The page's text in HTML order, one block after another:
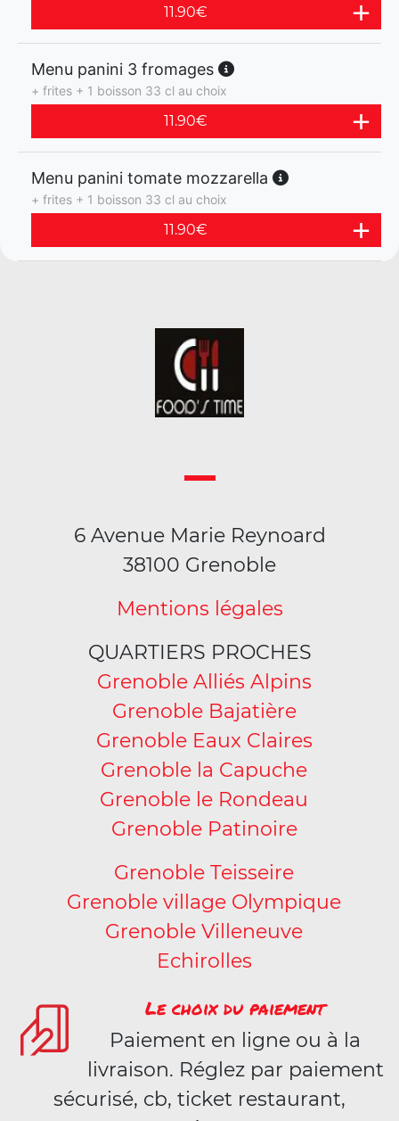
11.90€
Menu panini 3 fromages
+ frites + 1 boisson 33 cl au choix
11.90€
Menu panini tomate mozzarella
+ frites + 1 boisson 33 cl au choix
11.90€
6 Avenue Marie Reynoard
38100 Grenoble
Mentions légales
QUARTIERS PROCHES
Grenoble Alliés Alpins
Grenoble Bajatière
Grenoble Eaux Claires
Grenoble la Capuche
Grenoble le Rondeau
Grenoble Patinoire
Grenoble Teisseire
Grenoble village Olympique
Grenoble Villeneuve
Echirolles
Le choix du paiement
Paiement en ligne ou à la
livraison. Réglez par paiement
sécurisé, cb, ticket restaurant,